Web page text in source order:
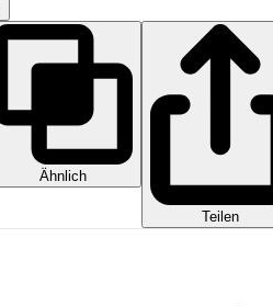
Ähnlich
Teilen